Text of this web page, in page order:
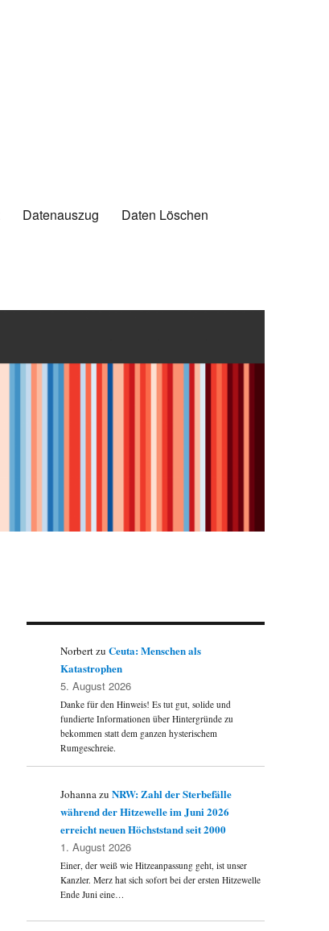
Datenauszug
Daten Löschen
NorbertzuCeuta: Menschen als
Katastrophen
5. August 2026
Danke für den Hinweis! Es tut gut, solide und
fundierte Informationen über Hintergründe zu
bekommen statt dem ganzen hysterischem
Rumgeschreie.
JohannazuNRW: Zahl der Sterbefälle
während der Hitzewelle im Juni 2026
erreicht neuen Höchststand seit 2000
1. August 2026
Einer, der weiß wie Hitzeanpassung geht, ist unser
Kanzler. Merz hat sich sofort bei der ersten Hitzewelle
Ende Juni eine…